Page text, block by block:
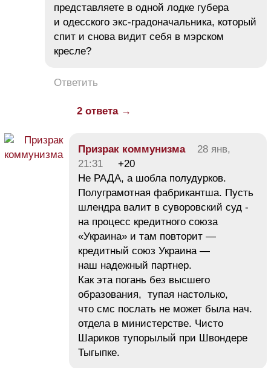
представляете в одной лодке губера
и одесского экс-градоначальника, который
спит и снова видит себя в мэрском
кресле?
Ответить
2 ответа →
Призрак коммунизма
28 янв,
21:31
+20
Не РАДА, а шобла полудурков.
Полуграмотная фабрикантша. Пусть
шлендра валит в суворовский суд -
на процесс кредитного союза
«Украина» и там повторит —
кредитный союз Украина —
наш надежный партнер.
Как эта погань без высшего
образования, тупая настолько,
что смс послать не может была нач.
отдела в министерстве. Чисто
Шариков тупорылый при Швондере
Тыгыпке.